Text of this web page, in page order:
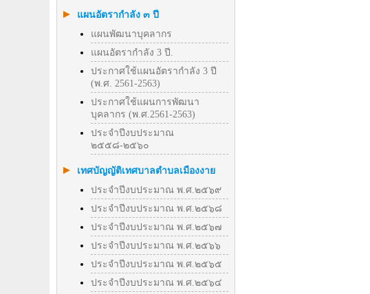
แผนอัตรากำลัง ๓ ปี
แผนพัฒนาบุคลากร
แผนอัตรากำลัง 3 ปี.
ประกาศใช้แผนอัตรากำลัง 3 ปี
(พ.ศ. 2561-2563)
ประกาศใช้แผนการพัฒนา
บุคลากร (พ.ศ.2561-2563)
ประจำปีงบประมาณ
๒๕๕๘-๒๕๖๐
เทศบัญญัติเทศบาลตำบลเมืองงาย
ประจำปีงบประมาณ พ.ศ.๒๕๖๙
ประจำปีงบประมาณ พ.ศ.๒๕๖๘
ประจำปีงบประมาณ พ.ศ.๒๕๖๗
ประจำปีงบประมาณ พ.ศ.๒๕๖๖
ประจำปีงบประมาณ พ.ศ.๒๕๖๕
ประจำปีงบประมาณ พ.ศ.๒๕๖๔